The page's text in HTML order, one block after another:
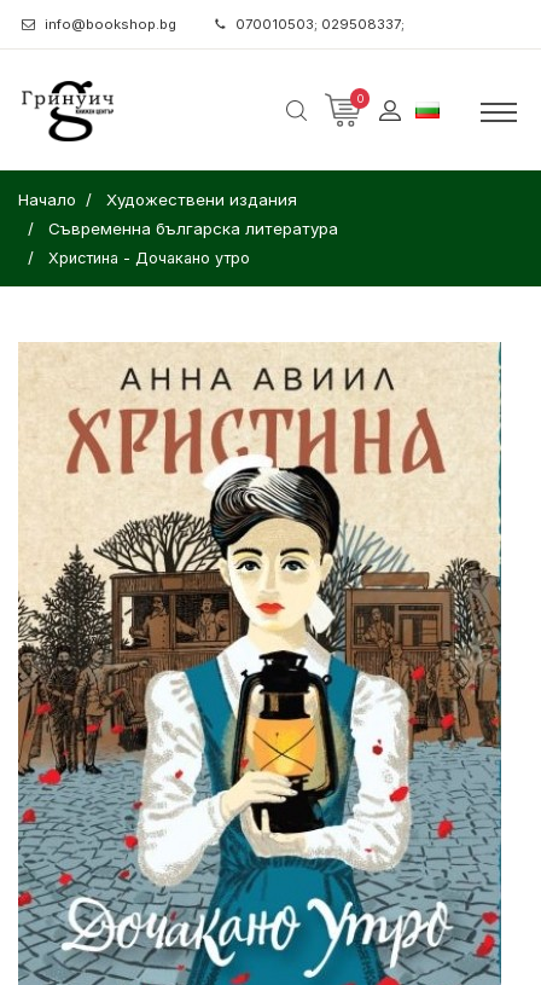
info@bookshop.bg 070010503; 029508337;
0
Начало
Художествени издания
Съвременна българска литература
Христина - Дочакано утро